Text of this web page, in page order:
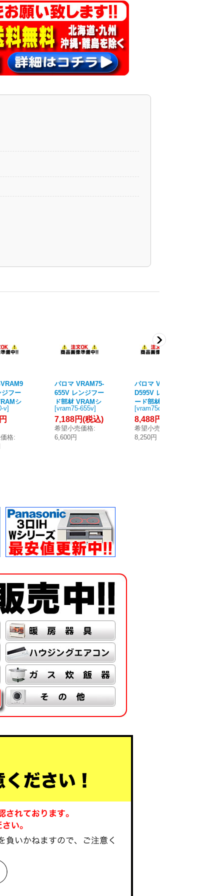
ジフー
シ
イド
〜72.
バー
v]
格:
パロマ VRAM75-
655V レンジフー
ド部材 VRAMシ
リーズ 前幕板 幅
75cm 総高さ70c
m シルバー (タ
カラ製)
[vram75-655v]
7,188円(税込)
希望小売価格:
6,600円
パロマ VRAM75
D595V レンジフ
ード部材 VRAM
シリーズ 同時給
排気用前幕板 幅
75cm 総高さ64c
m (タカラ製)
[vram75d595v
8,488円
希望小売価格
8,250円